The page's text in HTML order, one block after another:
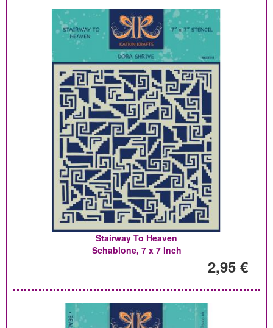
Stairway To Heaven
Schablone, 7 x 7 Inch
2,95 €